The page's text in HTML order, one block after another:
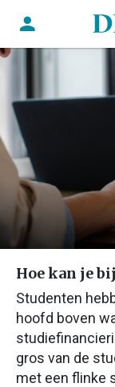
Hoe kan je
Studenten
hoofd boven
gros van de
met een flinke